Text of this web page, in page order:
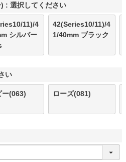
選択してください
11)/4
シルバー
42(Series10/11)/4
1/40mm ブラック
い
ー(063) ローズ(081)